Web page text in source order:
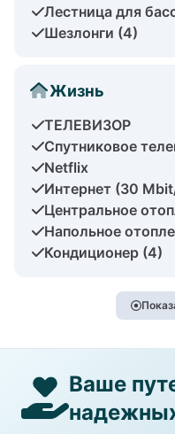
Лестница для
Шезлонги (4)
Жизнь
ТЕЛЕВИЗОР
Спутниковое
Netflix
Интернет (30
Центральное
Напольное
Кондиционер (4)
Ваше